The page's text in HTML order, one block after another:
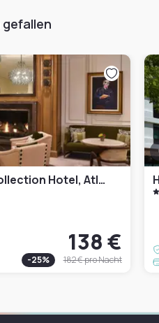
The Whitley, a Luxury Collection Hotel, Atlanta Buckhead
138 €
-25% 182 €pro Nacht